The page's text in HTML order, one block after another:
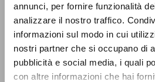
annunci, per fornire funzionalità
analizzare il nostro traffico.
informazioni sul modo in cui
nostri partner che si occupano di
pubblicità e social media, i quali
con altre informazioni che hai
0DOCUMENTOS